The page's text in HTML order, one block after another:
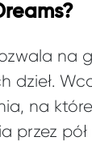
na
dzieł.
na
przez